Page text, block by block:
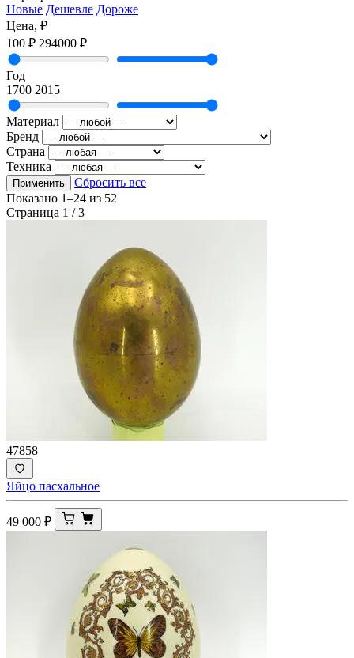
Новые Дешевле Дороже
Цена, ₽
100 ₽ 294000 ₽
Год
1700 2015
Материал
Бренд
Страна
Техника
Применить
Сбросить все
Показано 1–24 из 52
Страница 1 / 3
47858
Яйцо пасхальное
49 000 ₽